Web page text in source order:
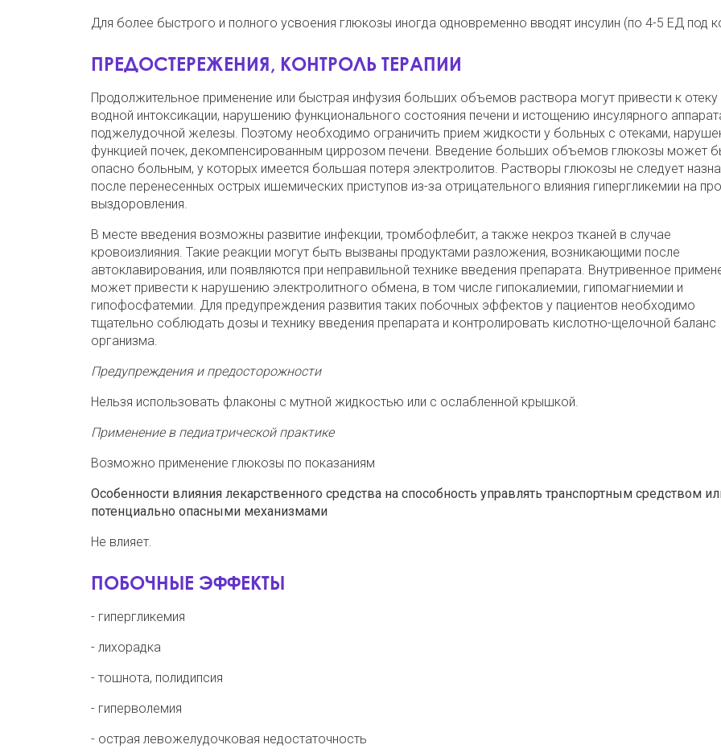
Для более быстрого и полного усвоения глюкозы иногда одновременно вводят инсулин (по 4-5 ЕД под
ПРЕДОСТЕРЕЖЕНИЯ, КОНТРОЛЬ ТЕРАПИИ
Продолжительное применение или быстрая инфузия больших объемов раствора могут привести к отеку
водной интоксикации, нарушению функционального состояния печени и истощению инсулярного
поджелудочной железы. Поэтому необходимо ограничить прием жидкости у больных с отеками,
функцией почек, декомпенсированным циррозом печени. Введение больших объемов глюкозы может
опасно больным, у которых имеется большая потеря электролитов. Растворы глюкозы не следует
после перенесенных острых ишемических приступов из-за отрицательного влияния гипергликемии на
выздоровления.
В месте введения возможны развитие инфекции, тромбофлебит, а также некроз тканей в случае
кровоизлияния. Такие реакции могут быть вызваны продуктами разложения, возникающими после
автоклавирования, или появляются при неправильной технике введения препарата. Внутривенное
может привести к нарушению электролитного обмена, в том числе гипокалиемии, гипомагниемии и
гипофосфатемии. Для предупреждения развития таких побочных эффектов у пациентов необходимо
тщательно соблюдать дозы и технику введения препарата и контролировать кислотно-щелочной баланс
организма.
Предупреждения и предосторожности
Нельзя использовать флаконы с мутной жидкостью или с ослабленной крышкой.
Применение в педиатрической практике
Возможно применение глюкозы по показаниям
Особенности влияния лекарственного средства на способность управлять транспортным средством
потенциально опасными механизмами
Не влияет.
ПОБОЧНЫЕ ЭФФЕКТЫ
- гипергликемия
- лихорадка
- тошнота, полидипсия
- гиперволемия
- острая левожелудочковая недостаточность